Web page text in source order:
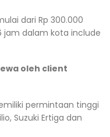
dari Rp 300.000
jam dalam kota include
oleh client
permintaan tinggi
Suzuki Ertiga dan